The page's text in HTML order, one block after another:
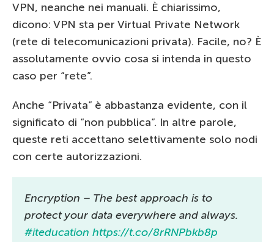
VPN, neanche nei manuali. È chiarissimo,
dicono: VPN sta per Virtual Private Network
(rete di telecomunicazioni privata). Facile, no? È
assolutamente ovvio cosa si intenda in questo
caso per “rete”.
Anche “Privata” è abbastanza evidente, con il
significato di “non pubblica”. In altre parole,
queste reti accettano selettivamente solo nodi
con certe autorizzazioni.
Encryption – The best approach is to
protect your data everywhere and always.
#iteducation https://t.co/8rRNPbkb8p